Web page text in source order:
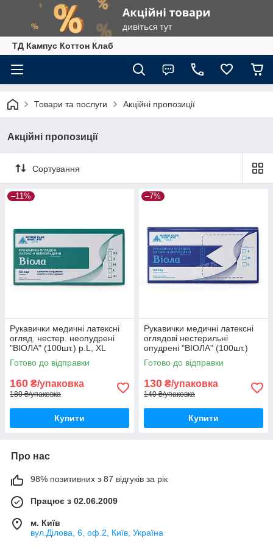
ТД Кампус Коттон Клаб
Товари та послуги Акційні пропозиції
Акційні пропозиції
Сортування
–11%
Рукавички медичні латексні
огляд. нестер. неопудрені
"ВІОЛА" (100шт.) р.L, XL
Готово до відправки
160 ₴/упаковка
180 ₴/упаковка
Купити
–7%
Рукавички медичні латексні
оглядові нестерильні
опудрені "ВІОЛА" (100шт.)
р.S, XL
Готово до відправки
130 ₴/упаковка
140 ₴/упаковка
Купити
Про нас
98% позитивних з 87 відгуків за рік
Працює з 02.06.2009
м. Київ
вул.Ділова, 6, оф.2, Київ, Україна